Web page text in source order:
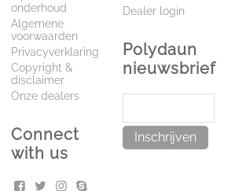
onderhoud
Algemene
voorwaarden
Privacyverklaring
Copyright &
disclaimer
Onze dealers
Connect
with us
Dealer login
Polydaun
nieuwsbrief
Inschrijven